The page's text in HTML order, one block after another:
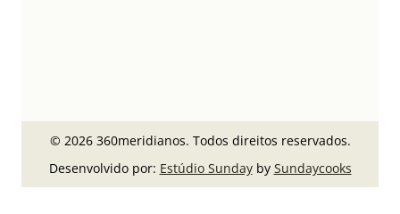
© 2026 360meridianos. Todos direitos reservados.
Desenvolvido por: Estúdio Sundayby Sundaycooks